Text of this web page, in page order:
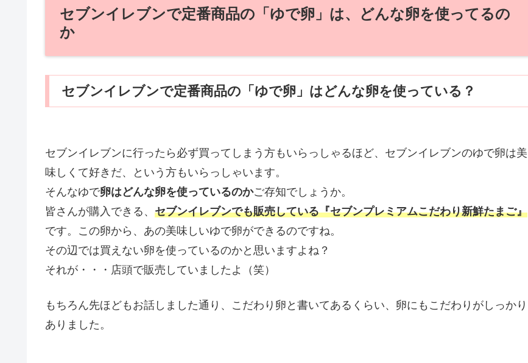
セブンイレブンで定番商品の「ゆで卵」は、どんな卵を使ってるの
か
セブンイレブンで定番商品の「ゆで卵」はどんな卵を使っている？
セブンイレブンに行ったら必ず買ってしまう方もいらっしゃるほど、セブンイレブンのゆで卵は美
味しくて好きだ、という方もいらっしゃいます。
そんなゆで卵はどんな卵を使っているのかご存知でしょうか。
皆さんが購入できる、 セブンイレブンでも販売している『セブンプレミアムこだわり新鮮たまご』
です。この卵から、あの美味しいゆで卵ができるのですね。
その辺では買えない卵を使っているのかと思いますよね？
それが・・・店頭で販売していましたよ（笑）
もちろん先ほどもお話しました通り、こだわり卵と書いてあるくらい、卵にもこだわりがしっかり
ありました。